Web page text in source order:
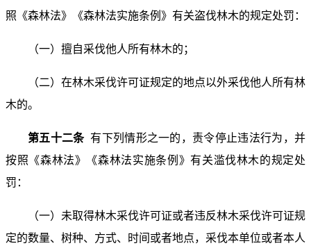
照《森林法》《森林法实施条例》有关盗伐林木的规定处罚：
（一）擅自采伐他人所有林木的；
（二）在林木采伐许可证规定的地点以外采伐他人所有林
木的。
第五十二条有下列情形之一的，责令停止违法行为，并
按照《森林法》《森林法实施条例》有关滥伐林木的规定处
罚：
（一）未取得林木采伐许可证或者违反林木采伐许可证规
定的数量、树种、方式、时间或者地点，采伐本单位或者本人